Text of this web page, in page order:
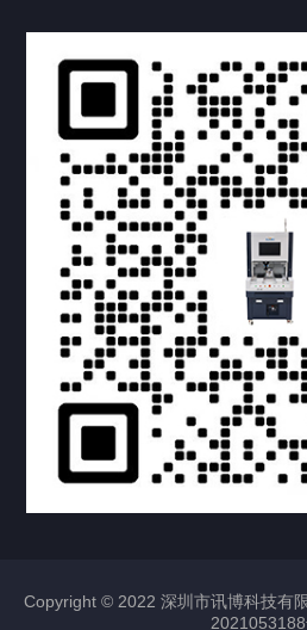
提交您的需求，获取产品
Copyright © 2022 深圳市讯博科技有